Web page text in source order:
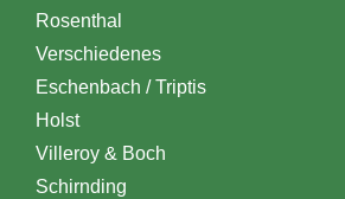
Rosenthal
Verschiedenes
Eschenbach / Triptis
Holst
Villeroy & Boch
Schirnding